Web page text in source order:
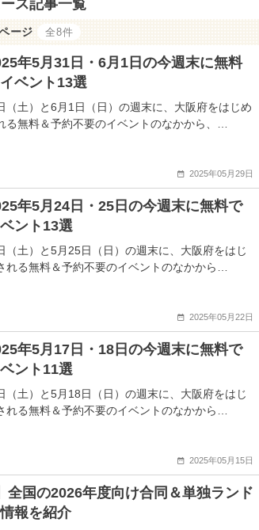
ス記事一覧
ージ 全8件
年5月31日・6月1日の今週末に無料
ベント13選
（土）と6月1日（日）の週末に、大阪府をはじめ
る無料＆予約不要のイベントのなかから、…
2025年05月29日
年5月24日・25日の今週末に無料で
ント13選
（土）と5月25日（日）の週末に、大阪府をはじ
れる無料＆予約不要のイベントのなかから…
2025年05月22日
年5月17日・18日の今週末に無料で
ント11選
（土）と5月18日（日）の週末に、大阪府をはじ
れる無料＆予約不要のイベントのなかから…
2025年05月15日
全国の2026年度向け合同＆単独ランド
報を紹介